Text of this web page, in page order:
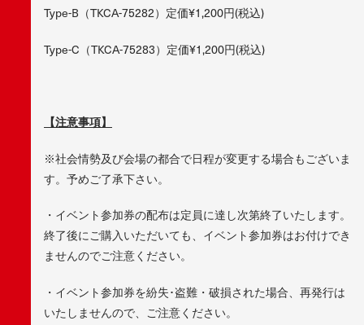
Type-B（TKCA-75282）定価¥1,200円(税込)
Type-C（TKCA-75283）定価¥1,200円(税込)
【注意事項】
※社会情勢及び会場の都合で日程が変更する場合もございま
す。予めご了承下さい。
・イベント参加券の配布は定員に達し次第終了いたします。
終了後にご購入いただいても、イベント参加券はお付けでき
ませんのでご注意ください。
・イベント参加券を紛失･盗難・破損された場合、再発行は
いたしませんので、ご注意ください。